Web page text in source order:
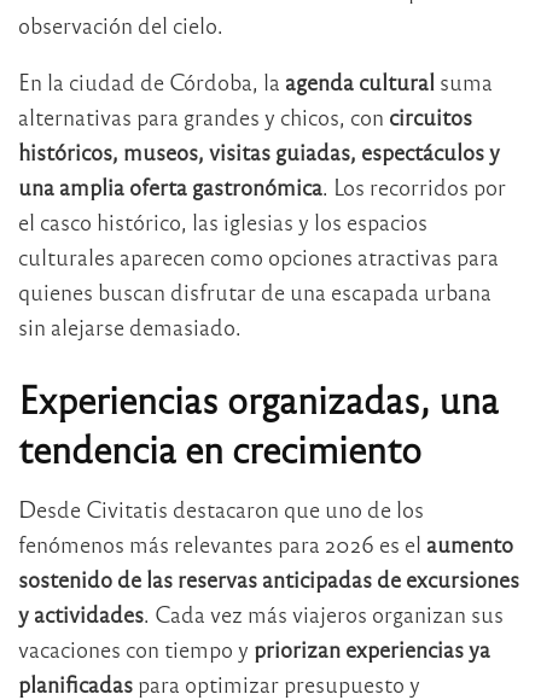
observación del cielo.
En la ciudad de Córdoba, la agenda cultural suma
alternativas para grandes y chicos, con circuitos
históricos, museos, visitas guiadas, espectáculos y
una amplia oferta gastronómica. Los recorridos por
el casco histórico, las iglesias y los espacios
culturales aparecen como opciones atractivas para
quienes buscan disfrutar de una escapada urbana
sin alejarse demasiado.
Experiencias organizadas, una
tendencia en crecimiento
Desde Civitatis destacaron que uno de los
fenómenos más relevantes para 2026 es el aumento
sostenido de las reservas anticipadas de excursiones
y actividades. Cada vez más viajeros organizan sus
vacaciones con tiempo y priorizan experiencias ya
planificadas para optimizar presupuesto y